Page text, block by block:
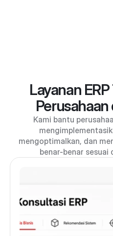
Layanan
Kami bantu
mengoptimalkan, dan
benar-benar sesuai